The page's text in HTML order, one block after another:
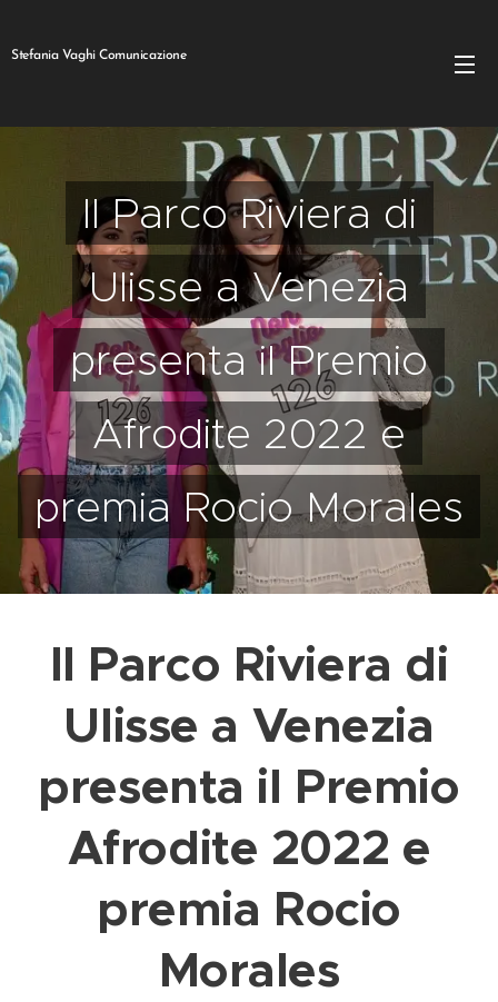
Stefania Vaghi Comunicazione
Il Parco Riviera di
Ulisse a Venezia
presenta il Premio
Afrodite 2022 e
premia Rocio Morales
Il Parco Riviera di
Ulisse a Venezia
presenta il Premio
Afrodite 2022 e
premia Rocio
Morales